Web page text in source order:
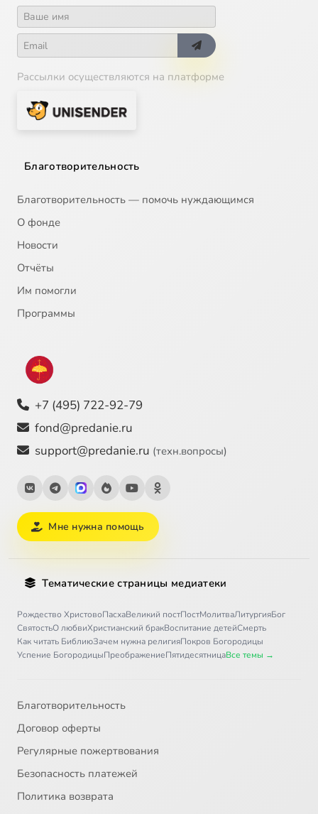
Рассылки осуществляются на платформе
Благотворительность
Благотворительность — помочь нуждающимся
О фонде
Новости
Отчёты
Им помогли
Программы
+7 (495) 722-92-79
fond@predanie.ru
support@predanie.ru (техн.вопросы)
Мне нужна помощь
Тематические страницы медиатеки
Рождество ХристовоПасхаВеликий постПостМолитваЛитургияБог
СвятостьО любвиХристианский бракВоспитание детейСмерть
Как читать БиблиюЗачем нужна религияПокров Богородицы
Успение БогородицыПреображениеПятидесятницаВсе темы →
Благотворительность
Договор оферты
Регулярные пожертвования
Безопасность платежей
Политика возврата